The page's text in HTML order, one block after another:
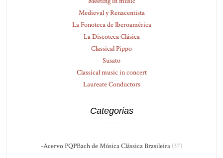
Medieval y Renacentista
La Fonoteca de Iberoamérica
La Discoteca Clásica
Classical Pippo
Susato
Classical music in concert
Laureate Conductors
Categorias
-Acervo PQPBach de Música Clássica Brasileira (37)